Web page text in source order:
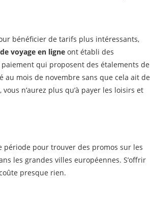
bénéficier de tarifs plus intéressants,
voyage en ligne ont établi des
qui proposent des étalements de
au mois de novembre sans que cela ait de
n’aurez plus qu’à payer les loisirs et
période pour trouver des promos sur les
les grandes villes européennes. S’offrir
presque rien.